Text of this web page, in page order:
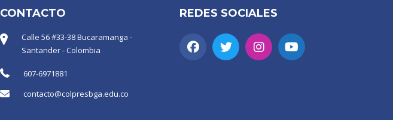
CONTACTO
Calle 56 #33-38 Bucaramanga -
Santander - Colombia
607-6971881
contacto@colpresbga.edu.co
REDES SOCIALES